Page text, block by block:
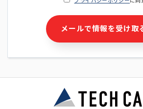
・ご請求された資料の送付のため
・本サービス及び本サービスに関連する情
サービス又は商品等の広告配信・宣伝を含
・個人(法人の場合は担当者)を識別できない
計情報の作成および利用
メールで情報を受け取